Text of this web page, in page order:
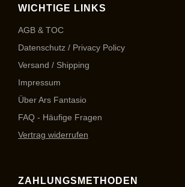
WICHTIGE LINKS
AGB & TOC
Datenschutz / Privacy Policy
Versand / Shipping
Impressum
Über Ars Fantasio
FAQ - Häufige Fragen
Vertrag widerrufen
ZAHLUNGSMETHODEN